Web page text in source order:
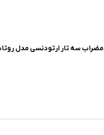
مضراب سه تار ارتودنسی مدل